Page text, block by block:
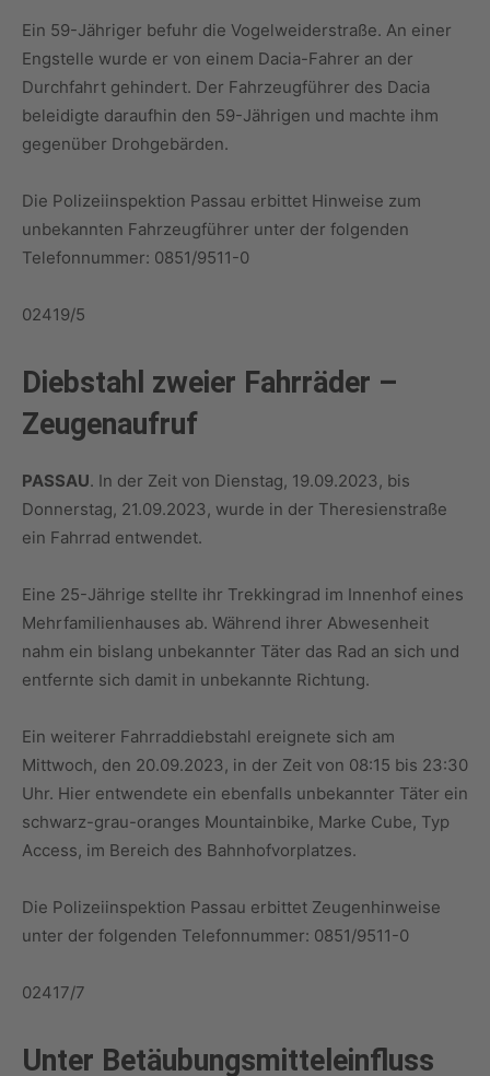
Ein 59-Jähriger befuhr die Vogelweiderstraße. An einer
Engstelle wurde er von einem Dacia-Fahrer an der
Durchfahrt gehindert. Der Fahrzeugführer des Dacia
beleidigte daraufhin den 59-Jährigen und machte ihm
gegenüber Drohgebärden.
Die Polizeiinspektion Passau erbittet Hinweise zum
unbekannten Fahrzeugführer unter der folgenden
Telefonnummer: 0851/9511-0
02419/5
Diebstahl zweier Fahrräder –
Zeugenaufruf
PASSAU. In der Zeit von Dienstag, 19.09.2023, bis
Donnerstag, 21.09.2023, wurde in der Theresienstraße
ein Fahrrad entwendet.
Eine 25-Jährige stellte ihr Trekkingrad im Innenhof eines
Mehrfamilienhauses ab. Während ihrer Abwesenheit
nahm ein bislang unbekannter Täter das Rad an sich und
entfernte sich damit in unbekannte Richtung.
Ein weiterer Fahrraddiebstahl ereignete sich am
Mittwoch, den 20.09.2023, in der Zeit von 08:15 bis 23:30
Uhr. Hier entwendete ein ebenfalls unbekannter Täter ein
schwarz-grau-oranges Mountainbike, Marke Cube, Typ
Access, im Bereich des Bahnhofvorplatzes.
Die Polizeiinspektion Passau erbittet Zeugenhinweise
unter der folgenden Telefonnummer: 0851/9511-0
02417/7
Unter Betäubungsmitteleinfluss